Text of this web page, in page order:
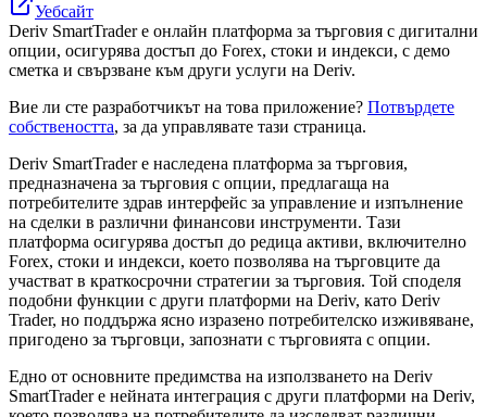
Уебсайт
Deriv SmartTrader е онлайн платформа за търговия с дигитални
опции, осигурява достъп до Forex, стоки и индекси, с демо
сметка и свързване към други услуги на Deriv.
Вие ли сте разработчикът на това приложение? Потвърдете
собствеността, за да управлявате тази страница.
Deriv SmartTrader е наследена платформа за търговия,
предназначена за търговия с опции, предлагаща на
потребителите здрав интерфейс за управление и изпълнение
на сделки в различни финансови инструменти. Тази
платформа осигурява достъп до редица активи, включително
Forex, стоки и индекси, което позволява на търговците да
участват в краткосрочни стратегии за търговия. Той споделя
подобни функции с други платформи на Deriv, като Deriv
Trader, но поддържа ясно изразено потребителско изживяване,
пригодено за търговци, запознати с търговията с опции.
Едно от основните предимства на използването на Deriv
SmartTrader е нейната интеграция с други платформи на Deriv,